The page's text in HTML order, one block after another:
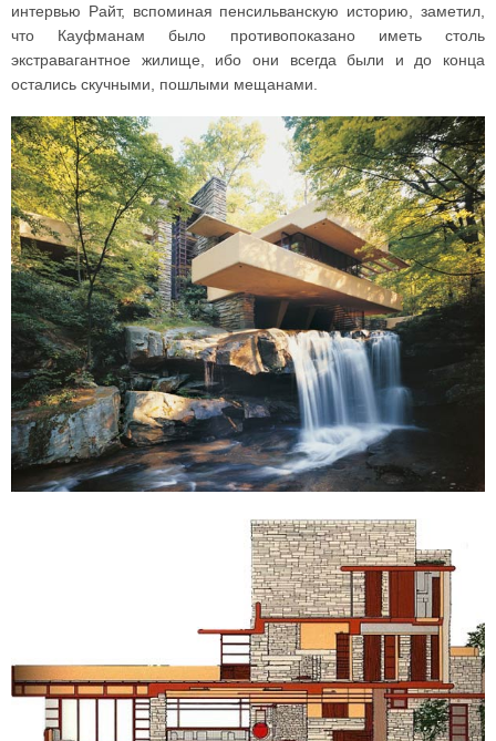
интервью Райт, вспоминая пенсильванскую историю, заметил,
что Кауфманам было противопоказано иметь столь
экстравагантное жилище, ибо они всегда были и до конца
остались скучными, пошлыми мещанами.